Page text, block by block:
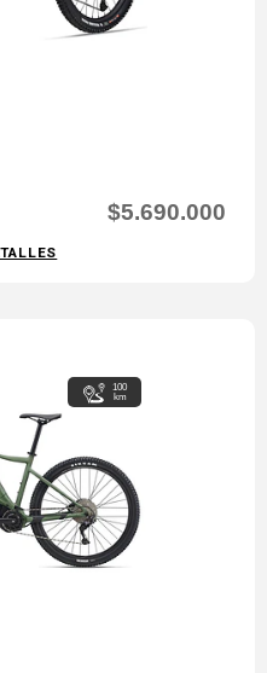
$5.690.000
100
km